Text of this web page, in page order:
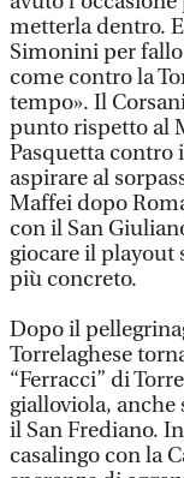
metterla dentro.
Simonini per
come contro la
tempo». Il
punto rispetto al
Pasquetta contro
aspirare al
Maffei dopo
con il San
giocare il playout
più concreto.
Dopo il
Torrelaghese
“Ferracci” di
gialloviola, anche
il San Frediano.
casalingo con la